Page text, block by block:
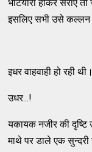
भटियारा होकर सराए
इसलिए सभी उसे कल्लन
इधर वाहवाही हो रही थी।
उधर...!
यकायक नजीर की दृष्टि
माथे पर डाले एक सुन्दरी